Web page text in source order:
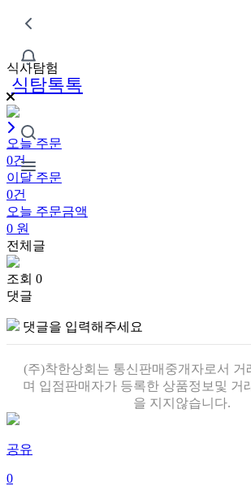
식탐톡톡
식사탐험
오늘 주문
0건
이달 주문
0건
오늘 주문금액
0 원
전체글
조회 0
댓글
댓글을 입력해주세요
(주)착한상회는 통신판매중개자로서 거
며 입점판매자가 등록한 상품정보및 거
을 지지않습니다.
공유
0